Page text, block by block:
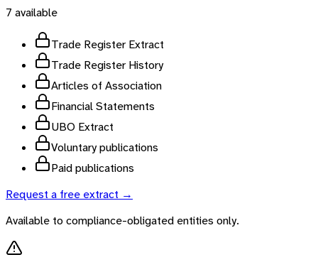
7 available
Trade Register Extract
Trade Register History
Articles of Association
Financial Statements
UBO Extract
Voluntary publications
Paid publications
Request a free extract →
Available to compliance-obligated entities only.